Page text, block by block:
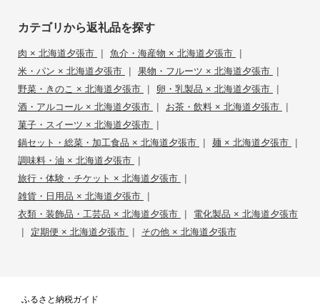
カテゴリから返礼品を探す
肉 × 北海道夕張市 | 魚介・海産物 × 北海道夕張市 |
米・パン × 北海道夕張市 | 果物・フルーツ × 北海道夕張市 |
野菜・きのこ × 北海道夕張市 | 卵・乳製品 × 北海道夕張市 |
酒・アルコール × 北海道夕張市 | お茶・飲料 × 北海道夕張市 |
菓子・スイーツ × 北海道夕張市 |
鍋セット・総菜・加工食品 × 北海道夕張市 | 麺 × 北海道夕張市 |
調味料・油 × 北海道夕張市 |
旅行・体験・チケット × 北海道夕張市 |
雑貨・日用品 × 北海道夕張市 |
衣類・装飾品・工芸品 × 北海道夕張市 | 電化製品 × 北海道夕張市
| 定期便 × 北海道夕張市 | その他 × 北海道夕張市
ふるさと納税ガイド